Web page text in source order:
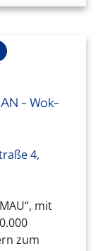
- Wok-
4,
mit
zum